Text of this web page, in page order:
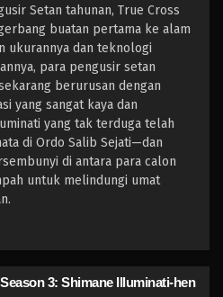
Setan tahunan, True Cross
buatan pertama ke alam
ukurannya dan teknologi
para pengusir setan
berurusan dengan
yang sangat kaya dan
yang tak terduga telah
di Ordo Salib Sejati—dan
di antara para calon
untuk melindungi umat
3: Shimane Illuminati-hen